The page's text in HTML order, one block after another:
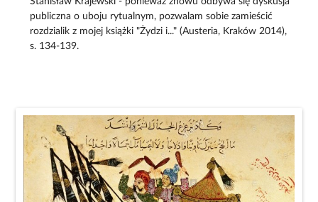
publiczna o uboju rytualnym, pozwalam sobie zamieścić
rozdzialik z mojej książki "Żydzi i..." (Austeria, Kraków 2014),
s. 134-139.